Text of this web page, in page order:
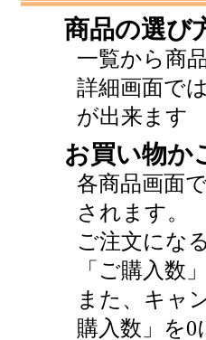
商品の選び
一覧から商
詳細画面で
が出来ます
お買い物か
各商品画面
されます。
ご注文にな
「ご購入数
また、キャ
購入数」を